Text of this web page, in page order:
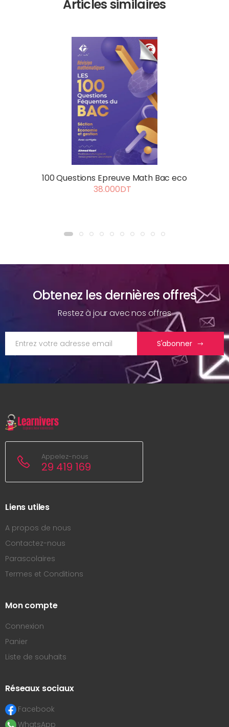
Articles similaires
100 Questions Epreuve Math Bac eco
38.000DT
Obtenez les dernières offres
Restez à jour avec nos offres
S'abonner
Appelez-nous
29 419 169
Liens utiles
A propos de nous
Contactez-nous
Parascolaires
Termes et Conditions
Mon compte
Connexion
Panier
Liste de souhaits
Réseaux sociaux
Facebook
WhatsApp